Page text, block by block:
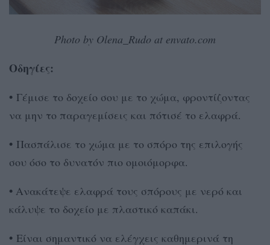
Photo by Olena_Rudo at envato.com
Οδηγίες:
• Γέμισε το δοχείο σου με το χώμα, φροντίζοντας
να μην το παραγεμίσεις και πότισέ το ελαφρά.
• Πασπάλισε το χώμα με το σπόρο της επιλογής
σου όσο το δυνατόν πιο ομοιόμορφα.
• Ανακάτεψε ελαφρά τους σπόρους με νερό και
κάλυψε το δοχείο με πλαστικό καπάκι.
• Είναι σημαντικό να ελέγχεις καθημερινά τη